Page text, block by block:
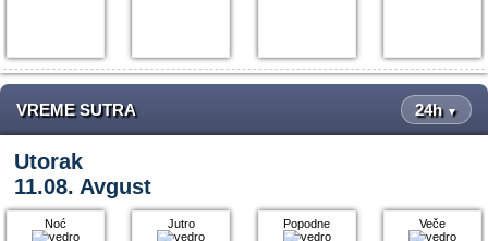
VREME SUTRA 24h ▼
Utorak
11.08. Avgust
Noć Jutro Popodne Veče